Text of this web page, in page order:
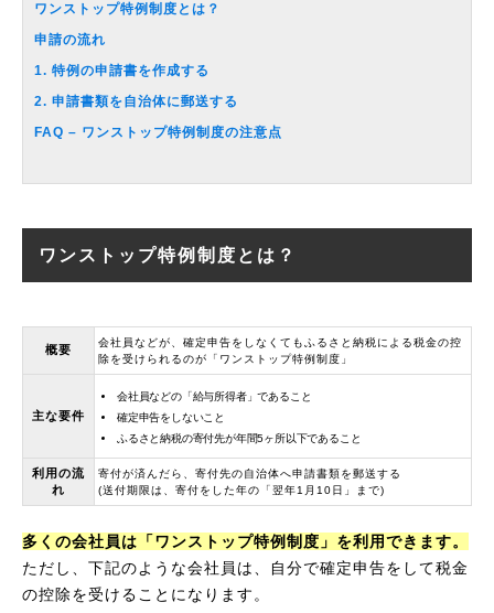
ワンストップ特例制度とは？
申請の流れ
1. 特例の申請書を作成する
2. 申請書類を自治体に郵送する
FAQ – ワンストップ特例制度の注意点
ワンストップ特例制度とは？
概要
会社員などが、確定申告をしなくてもふるさと納税による税金の控
除を受けられるのが「ワンストップ特例制度」
主な要件
会社員などの「給与所得者」であること
確定申告をしないこと
ふるさと納税の寄付先が年間5ヶ所以下であること
利用の流
れ
寄付が済んだら、寄付先の自治体へ申請書類を郵送する
(送付期限は、寄付をした年の「翌年1月10日」まで)
多くの会社員は「ワンストップ特例制度」を利用できます。
ただし、下記のような会社員は、自分で確定申告をして税金
の控除を受けることになります。